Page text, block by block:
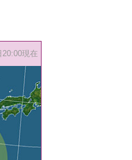
20:00現在